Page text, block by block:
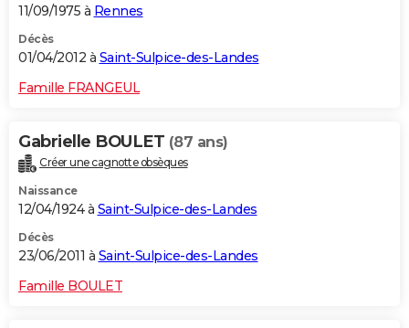
11/09/1975 à Rennes
Décès
01/04/2012 à Saint-Sulpice-des-Landes
Famille FRANGEUL
Gabrielle BOULET (87 ans)
Créer une cagnotte obsèques
Naissance
12/04/1924 à Saint-Sulpice-des-Landes
Décès
23/06/2011 à Saint-Sulpice-des-Landes
Famille BOULET